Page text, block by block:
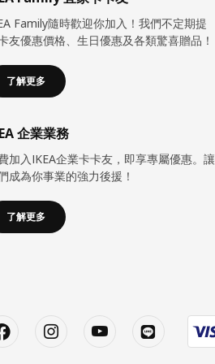
Family隨時歡迎你加入！我們不定期提
友優惠價格、生日優惠及各類驚喜贈品！
了解更多
企業業務
加入IKEA企業卡卡友，即享專屬優惠。讓
成為你事業的強力後援！
了解更多